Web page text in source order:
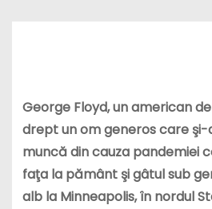
George Floyd, un american
drept un om generos care
muncă din cauza pandemiei
faţa la pământ şi gâtul sub
alb la Minneapolis, în nordul